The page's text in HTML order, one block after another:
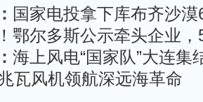
国家电投拿下库布齐沙
鄂尔多斯公示牵头企业
海上风电“国家队”大连集
瓦风机领航深远海革命